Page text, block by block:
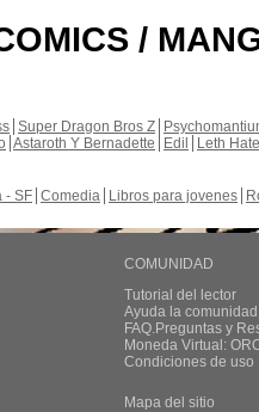
/
Super Dragon Bros Z
Astaroth Y Bernadette Edil
Leth Hate
- SF Comedia Libros para jovenes
COMUNIDAD
Tutorial del lector
Ayuda la
FAQ.Preguntas y
Moneda Virtual:
Condiciones de uso
Mapa del sitio